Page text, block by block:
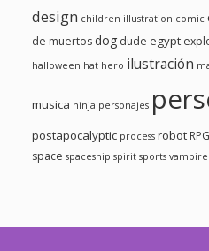
design children illustration comic
de muertosdog dude egypt
halloween hat hero ilustración
musica ninja personajes
postapocalyptic process robot RPG
space spaceship spirit sports vampire